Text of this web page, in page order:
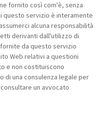
fornito così com'è, senza
questo servizio è interamente
alcuna responsabilità
derivanti dall'utilizzo di
da questo servizio
Web relativi a questioni
e non costituiscono
di una consulenza legale per
un avvocato